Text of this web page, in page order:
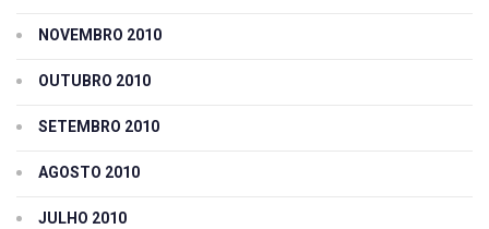
NOVEMBRO 2010
OUTUBRO 2010
SETEMBRO 2010
AGOSTO 2010
JULHO 2010